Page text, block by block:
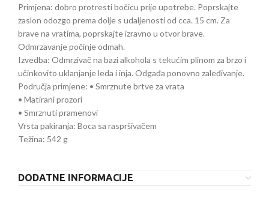
Primjena: dobro protresti bočicu prije upotrebe. Poprskajte
zaslon odozgo prema dolje s udaljenosti od cca. 15 cm. Za
brave na vratima, poprskajte izravno u otvor brave.
Odmrzavanje počinje odmah.
Izvedba: Odmrzivač na bazi alkohola s tekućim plinom za brzo i
učinkovito uklanjanje leda i inja. Odgađa ponovno zaleđivanje.
Područja primjene: • Smrznute brtve za vrata
• Matirani prozori
• Smrznuti pramenovi
Vrsta pakiranja: Boca sa raspršivačem
Težina: 542 g
DODATNE INFORMACIJE